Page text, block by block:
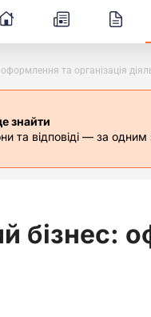
та організація
знайти
та відповіді — за одним
бізнес: